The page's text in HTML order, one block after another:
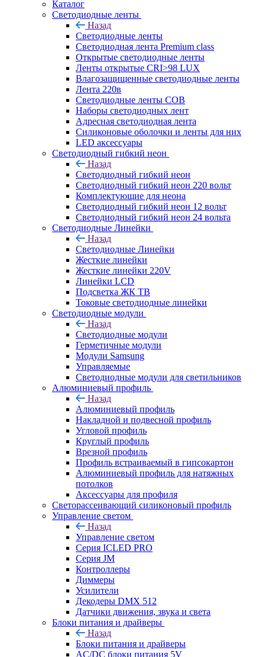
Каталог
Светодиодные ленты
Назад
Светодиодные ленты
Светодиодная лента Premium class
Открытые светодиодные ленты
Ленты открытые CRI>98 LUX
Влагозащищенные светодиодные ленты
Лента 220в
Светодиодные ленты COB
Наборы светодиодных лент
Адресная светодиодная лента
Силиконовые оболочки и ленты для них
LED аксессуары
Светодиодный гибкий неон
Назад
Светодиодный гибкий неон
Светодиодный гибкий неон 220 вольт
Комплектующие для неона
Светодиодный гибкий неон 12 вольт
Светодиодный гибкий неон 24 вольта
Светодиодные Линейки
Назад
Светодиодные Линейки
Жесткие линейки
Жесткие линейки 220V
Линейки LCD
Подсветка ЖК ТВ
Токовые светодиодные линейки
Светодиодные модули
Назад
Светодиодные модули
Герметичные модули
Модули Samsung
Управляемые
Светодиодные модули для светильников
Алюминиевый профиль
Назад
Алюминиевый профиль
Накладной и подвесной профиль
Угловой профиль
Круглый профиль
Врезной профиль
Профиль встраиваемый в гипсокартон
Алюминиевый профиль для натяжных
потолков
Аксессуары для профиля
Светорассеивающий силиконовый профиль
Управление светом
Назад
Управление светом
Серия ICLED PRO
Серия JM
Контроллеры
Диммеры
Усилители
Декодеры DMX 512
Датчики движения, звука и света
Блоки питания и драйверы
Назад
Блоки питания и драйверы
AC/DC блоки питания 5V